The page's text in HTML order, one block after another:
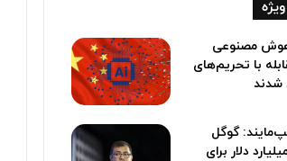
مصنوعی
با تحریم‌های
شدند
گوگل
از 100 میلیارد دلار برای